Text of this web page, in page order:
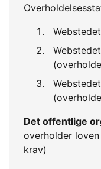
Det offentlige
overholder
krav)